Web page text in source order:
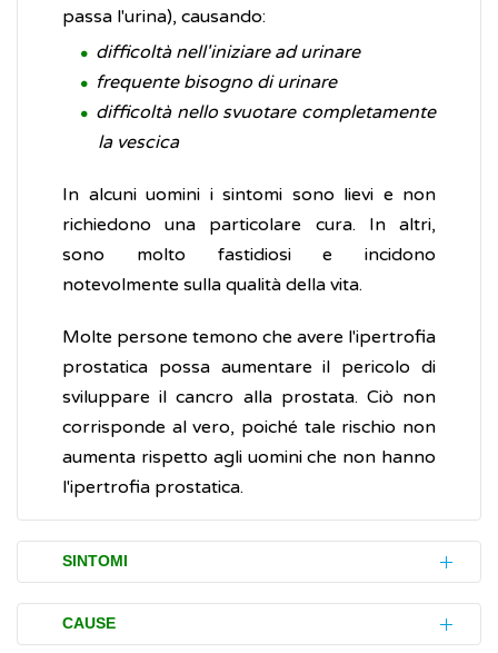
passa l'urina), causando:
difficoltà nell'iniziare ad urinare
frequente bisogno di urinare
difficoltà nello svuotare completamente
la vescica
In alcuni uomini i sintomi sono lievi e non
richiedono una particolare cura. In altri,
sono molto fastidiosi e incidono
notevolmente sulla qualità della vita.
Molte persone temono che avere l'ipertrofia
prostatica possa aumentare il pericolo di
sviluppare il cancro alla prostata. Ciò non
corrisponde al vero, poiché tale rischio non
aumenta rispetto agli uomini che non hanno
l'ipertrofia prostatica.
SINTOMI
L'ipertrofia prostatica può manifestarsi con
CAUSE